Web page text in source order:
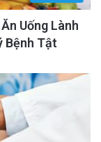
Uống Lành
Bệnh Tật